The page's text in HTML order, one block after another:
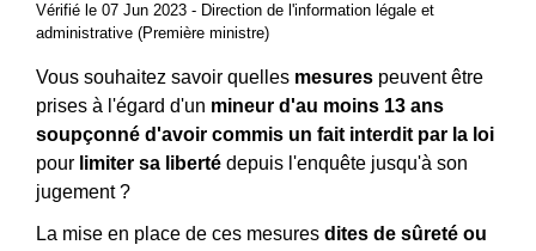
Vérifié le 07 Jun 2023 - Direction de l'information légale et
administrative (Première ministre)
Vous souhaitez savoir quelles mesures peuvent être
prises à l'égard d'un mineur d'au moins 13 ans
soupçonné d'avoir commis un fait interdit par la loi
pour limiter sa liberté depuis l'enquête jusqu'à son
jugement ?
La mise en place de ces mesures dites de sûreté ou